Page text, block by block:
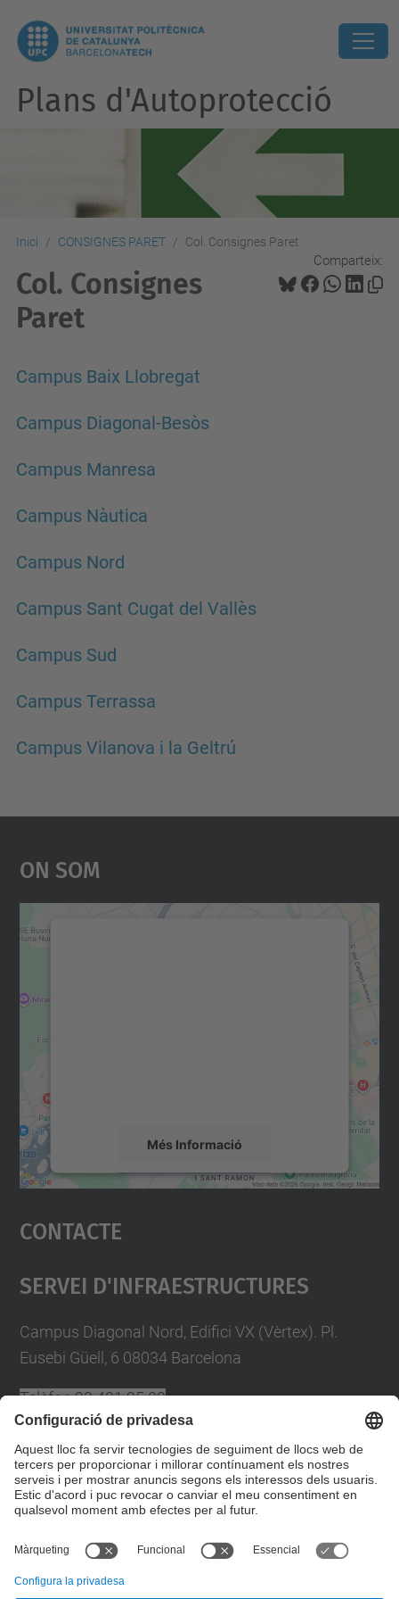
Plans d'Autoprotecció
Inici CONSIGNES PARET Col. Consignes Paret
Comparteix:
Col. Consignes
Paret
Campus Baix Llobregat
Campus Diagonal-Besòs
Campus Manresa
Campus Nàutica
Campus Nord
Campus Sant Cugat del Vallès
Campus Sud
Campus Terrassa
Campus Vilanova i la Geltrú
On Som
Més Informació
Accepta
powered by
Contacte
Servei D'Infraestructures
Campus Diagonal Nord, Edifici VX (Vèrtex). Pl.
Eusebi Güell, 6 08034 Barcelona
Telèfon93 401 25 09
Directori UPC
Formulari de contacte